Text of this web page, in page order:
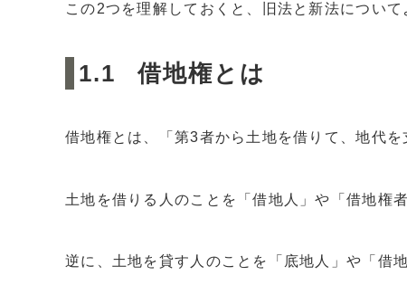
借地権をより明確に定義するため
この2つを理解しておくと、旧法と新法について
借地権とは
借地権とは、「第3者から土地を借りて、地代
土地を借りる人のことを「借地人」や「借地権
逆に、土地を貸す人のことを「底地人」や「借